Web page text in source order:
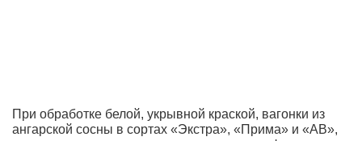
При обработке белой, укрывной краской, вагонки из
ангарской сосны в сортах «Экстра», «Прима» и «АВ»,